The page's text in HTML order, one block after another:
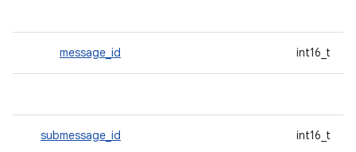
int16_t
message_id
int16_t
submessage_id